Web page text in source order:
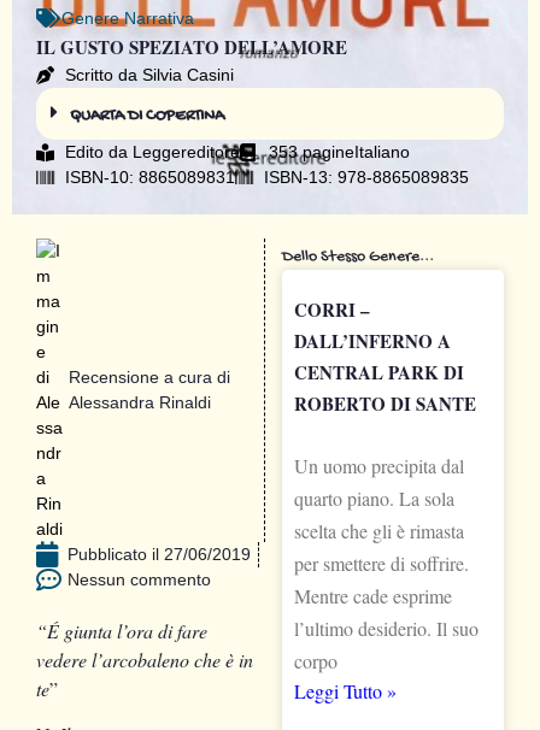
Genere Narrativa
IL GUSTO SPEZIATO DELL’AMORE
Scritto da Silvia Casini
QUARTA DI COPERTINA
Edito da Leggereditore 353 pagineItaliano
ISBN-10: 8865089831
ISBN-13: 978-8865089835
Recensione a cura di
Alessandra Rinaldi
Pubblicato il 27/06/2019
Nessun commento
“É giunta l’ora di fare
vedere l’arcobaleno che è in
te”
Dello Stesso Genere...
CORRI –
DALL’INFERNO A
CENTRAL PARK DI
ROBERTO DI SANTE
Un uomo precipita dal
quarto piano. La sola
scelta che gli è rimasta
per smettere di soffrire.
Mentre cade esprime
l’ultimo desiderio. Il suo
corpo
Leggi Tutto »